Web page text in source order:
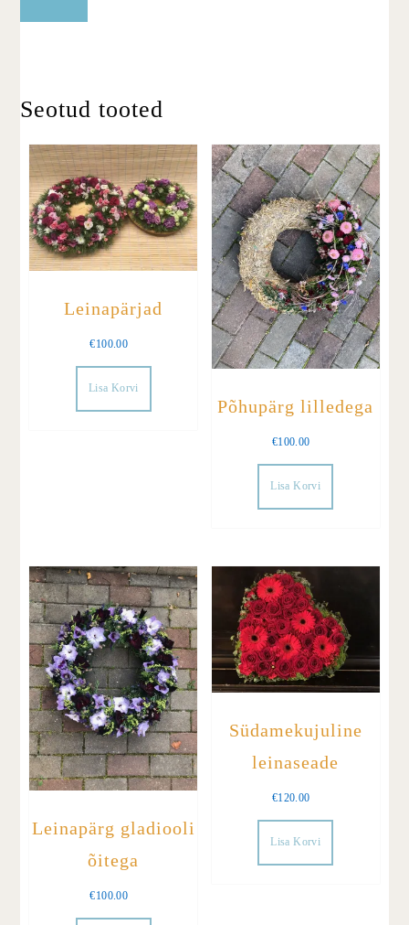
Seotud tooted
Leinapärjad
€100.00
Lisa Korvi
Põhupärg lilledega
€100.00
Lisa Korvi
Leinapärg gladiooli
õitega
€100.00
Südamekujuline
leinaseade
€120.00
Lisa Korvi